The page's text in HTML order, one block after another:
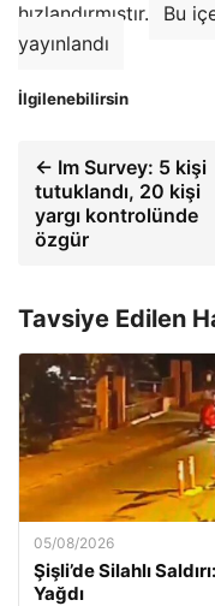
hızlandırmıştır.
Bu
yayınlandı
İlgilenebilirsin
← Im Survey: 5 kişi
tutuklandı, 20 kişi
yargı kontrolünde
özgür
Tavsiye Edilen
05/08/2026
Şişli’de Silahlı
Yağdı